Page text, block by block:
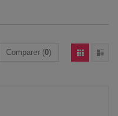
Comparer (0)